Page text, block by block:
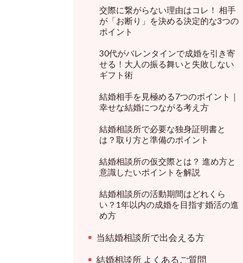
交際に繋がらない理由はコレ！ 相手
が「お断り」を決める決定的な3つの
ポイント
30代がバレンタインで成婚を引き寄
せる！大人の振る舞いと失敗しない
ギフト術
結婚相手を見極める7つのポイント｜
幸せな結婚につながる考え方
結婚相談所で必要な独身証明書と
は？取り方と準備のポイント
結婚相談所の仮交際とは？ 進め方と
意識したいポイントを解説
結婚相談所の活動期間はどれくら
い？1年以内の成婚を目指す婚活の進
め方
当結婚相談所で出会える方
結婚相談所 よくあるご質問